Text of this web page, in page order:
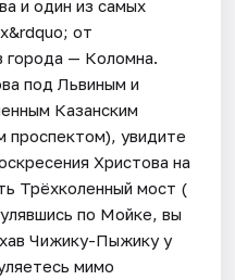
и один из самых
от
города — Коломна.
под Львиным и
Казанским
увидите
Христова на
Трёхколенный мост (
по Мойке, вы
Чижику-Пыжику у
мимо